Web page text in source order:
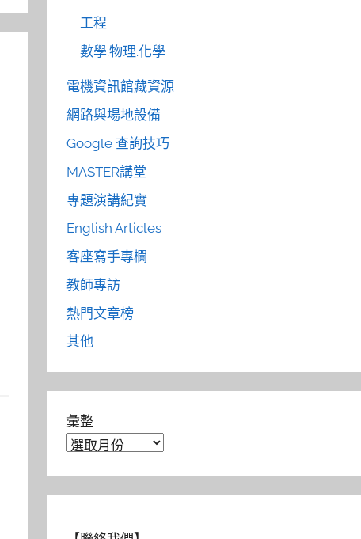
工程
數學.物理.化學
電機資訊館藏資源
網路與場地設備
Google 查詢技巧
MASTER講堂
專題演講紀實
English Articles
客座寫手專欄
教師專訪
熱門文章榜
其他
彙整